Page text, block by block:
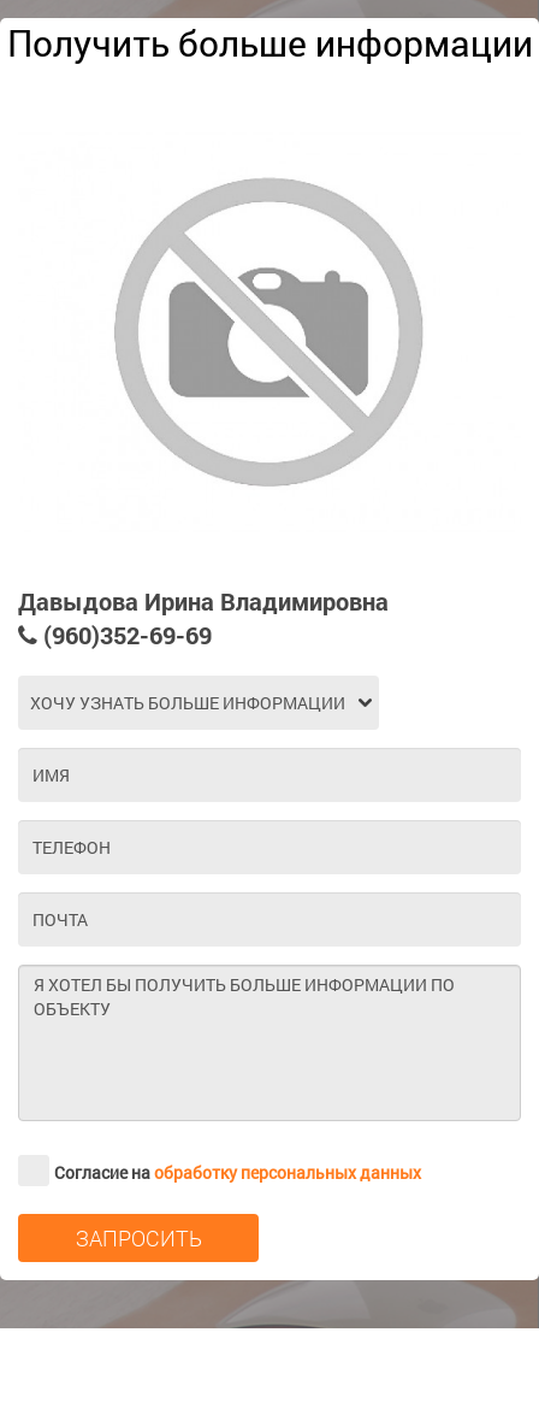
Получить больше информации
Давыдова Ирина Владимировна
(960)352-69-69
Согласие наобработку персональных данных